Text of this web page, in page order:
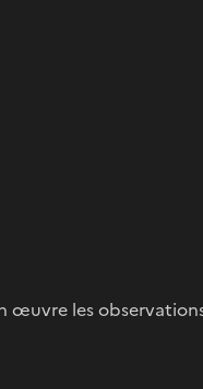
œuvre les